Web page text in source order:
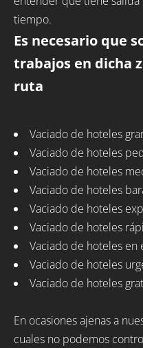
tiempo.
Es necesario que
trabajos en dicha
ruta
Vaciado de hoteles
Vaciado de hoteles
Vaciado de hoteles
Vaciado de hoteles
Vaciado de hoteles
Vaciado de hoteles
Vaciado de hoteles en
Vaciado de hoteles
Vaciado de hoteles
En ocasiones ajenas a
cuales no podemos